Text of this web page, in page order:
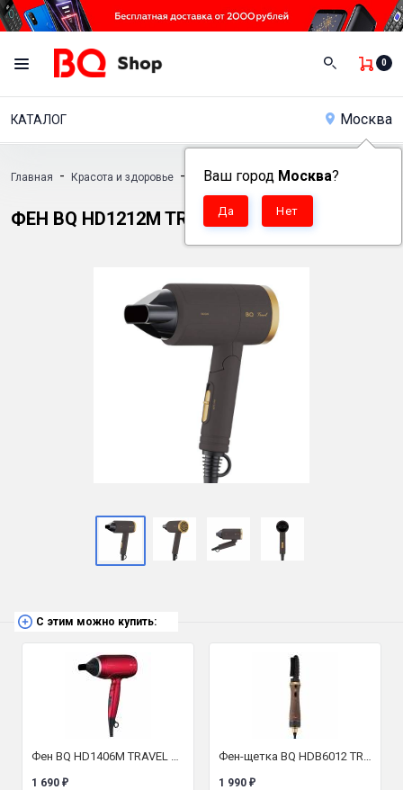
0
КАТАЛОГ Москва
Ваш город Москва?
Главная - Красота и здоровье - Фены - Фен BQ HD1212M TRAVEL
ФЕН BQ HD1212M TRAVEL COLLECTION
С этим можно купить:
1 690 ₽ 1 990 ₽